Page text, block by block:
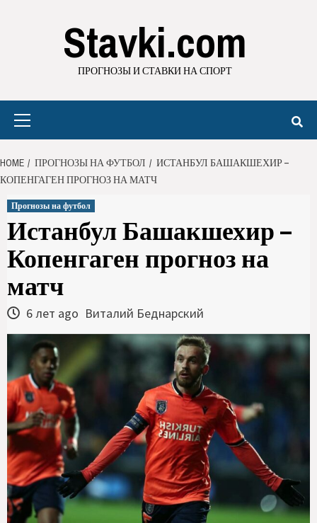
Stavki.com
ПРОГНОЗЫ И СТАВКИ НА СПОРТ
HOME ПРОГНОЗЫ НА ФУТБОЛ
ИСТАНБУЛ БАШАКШЕХИР –
КОПЕНГАГЕН ПРОГНОЗ НА МАТЧ
Прогнозы на футбол
Истанбул Башакшехир –
Копенгаген прогноз на
матч
6 лет ago Виталий Беднарский